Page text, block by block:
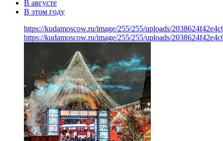
В августе
В этом году
https://kudamoscow.ru/image/255/255/uploads/
https://kudamoscow.ru/image/255/255/uploads/